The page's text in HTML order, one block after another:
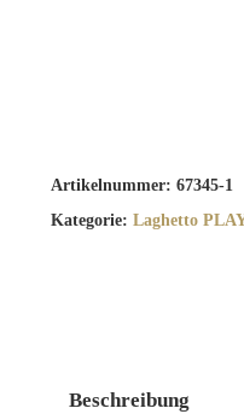
Artikelnummer:67345-1
Kategorie:Laghetto
Beschreibung